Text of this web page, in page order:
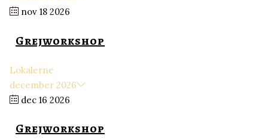
nov 18 2026
Grejworkshop
Lokalerne
december 2026
dec 16 2026
Grejworkshop